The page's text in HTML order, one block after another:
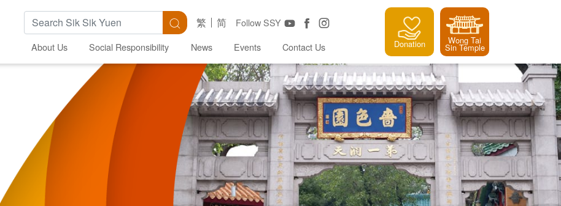
Search Keywords Search Follow SSY
繁 简
About Us Social Responsibility News Events Contact Us Donation Wong Tai
Sin Temple